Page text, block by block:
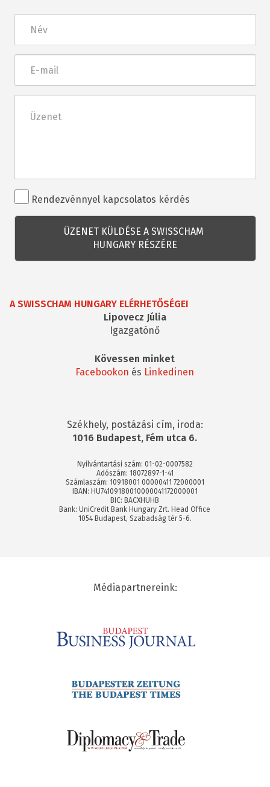
mail
Rendezvénnyel
kapcsolatos
kérdés
Rendezvénnyel kapcsolatos kérdés
A SWISSCHAM HUNGARY ELÉRHETŐSÉGEI
Lipovecz Júlia
Igazgatónő
Kövessen minket
Facebookon és Linkedinen
Székhely, postázási cím, iroda:
1016 Budapest, Fém utca 6.
Nyilvántartási szám: 01-02-0007582
Adószám: 18072897-1-41
Számlaszám: 10918001 00000411 72000001
IBAN: HU74109180010000041172000001
BIC: BACXHUHB
Bank: UniCredit Bank Hungary Zrt. Head Office
1054 Budapest, Szabadság tér 5-6.
Médiapartnereink: